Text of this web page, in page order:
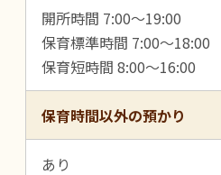
開所時間 7:00～19:00
保育標準時間 7:00～18:00
保育短時間 8:00～16:00
保育時間以外の預かり
あり